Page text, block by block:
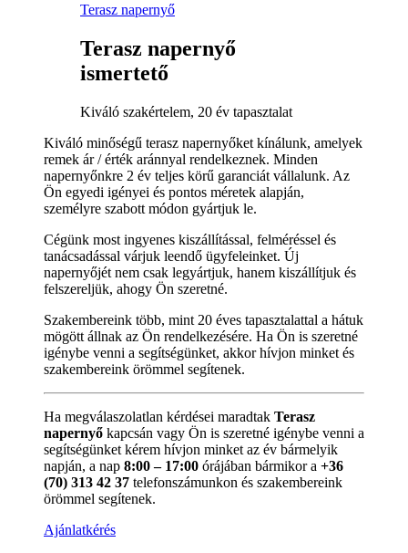
Terasz napernyő
Terasz napernyő
ismertető
Kiváló szakértelem, 20 év tapasztalat
Kiváló minőségű terasz napernyőket kínálunk, amelyek
remek ár / érték aránnyal rendelkeznek. Minden
napernyőnkre 2 év teljes körű garanciát vállalunk. Az
Ön egyedi igényei és pontos méretek alapján,
személyre szabott módon gyártjuk le.
Cégünk most ingyenes kiszállítással, felméréssel és
tanácsadással várjuk leendő ügyfeleinket. Új
napernyőjét nem csak legyártjuk, hanem kiszállítjuk és
felszereljük, ahogy Ön szeretné.
Szakembereink több, mint 20 éves tapasztalattal a hátuk
mögött állnak az Ön rendelkezésére. Ha Ön is szeretné
igénybe venni a segítségünket, akkor hívjon minket és
szakembereink örömmel segítenek.
Ha megválaszolatlan kérdései maradtak Terasz
napernyő kapcsán vagy Ön is szeretné igénybe venni a
segítségünket kérem hívjon minket az év bármelyik
napján, a nap 8:00 – 17:00 órájában bármikor a +36
(70) 313 42 37 telefonszámunkon és szakembereink
örömmel segítenek.
Ajánlatkérés